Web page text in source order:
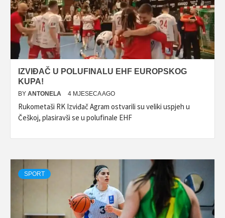
IZVIĐAČ U POLUFINALU EHF EUROPSKOG
KUPA!
BY ANTONELA 4 MJESECA AGO
Rukometaši RK Izviđač Agram ostvarili su veliki uspjeh u
Češkoj, plasiravši se u polufinale EHF
SPORT